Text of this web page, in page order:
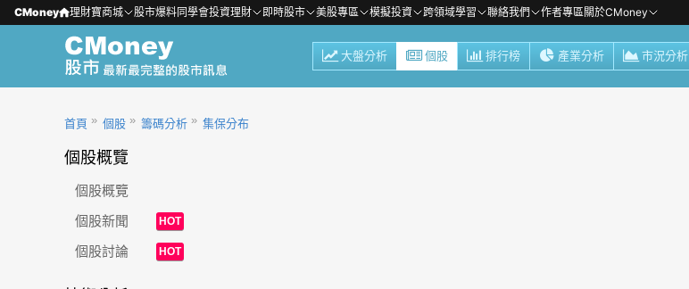
CMoney 理財寶商城 股市爆料同學會投資理財 即時股市 美股專區 模擬投資 跨領域學習 聯絡我們 作者專區關於CMoney
大盤分析 個股 排行榜 產業分析 市況分析
首頁 個股 籌碼分析 集保分布
個股概覽
個股概覽
個股新聞
HOT
個股討論 HOT